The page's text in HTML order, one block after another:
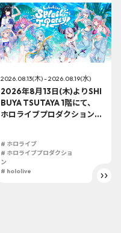
2026.08.13(木) - 2026.08.19(水)
2026年8月13日(木)よりSHI
BUYA TSUTAYA 1階にて、
ホロライブプロダクション
# ホロライブ
# ホロライブプロダクショ
ン
# hololive